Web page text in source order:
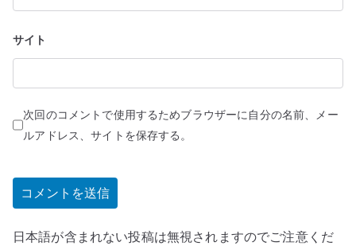
サイト
次回のコメントで使用するためブラウザーに自分の名前、メー
ルアドレス、サイトを保存する。
日本語が含まれない投稿は無視されますのでご注意くだ